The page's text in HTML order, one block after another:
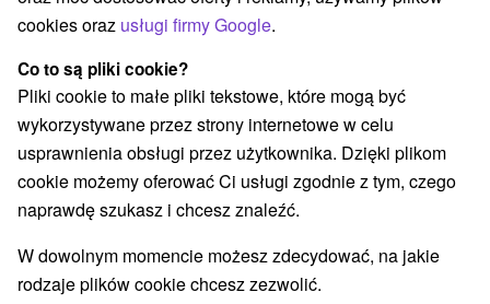
Wszystkie kategorie
Ośrodki i miasteczka dziecięce
Túry a turistické chodníky
Amfiteatry i kina w przyrodzie(1) Pola golfowe(2)
Źródła(2) Parki miejskie i zamkowe(1)
Ośrodek narciarski(10) Obiekty architektoniczne(2)
Zamki(1) Chaty górskie (12) Skanseny(2)
Jazda konna(3) Sporty(4) Zamki, pałace, ruiny
Areny laserowe i paintball(1)
Jeziora, jeziora, zbiorniki wodne(26)
cookies oraz usługi firmy Google.
Co to są pliki cookie?
Pliki cookie to małe pliki tekstowe, które mogą być
wykorzystywane przez strony internetowe w celu
usprawnienia obsługi przez użytkownika. Dzięki plikom
cookie możemy oferować Ci usługi zgodnie z tym, czego
naprawdę szukasz i chcesz znaleźć.
W dowolnym momencie możesz zdecydować, na jakie
rodzaje plików cookie chcesz zezwolić.